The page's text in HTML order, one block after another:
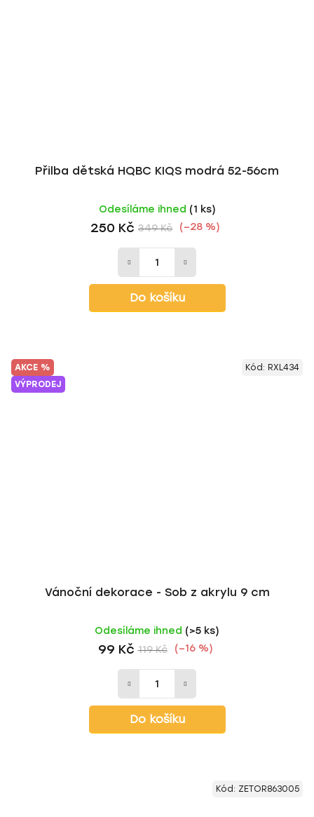
Přilba dětská HQBC KIQS modrá 52-56cm
Odesíláme ihned (1 ks)
250 Kč 349 Kč (–28 %)
Do košíku
AKCE %
VÝPRODEJ
Vánoční dekorace - Sob z akrylu 9 cm
Odesíláme ihned (>5 ks)
99 Kč 119 Kč (–16 %)
Do košíku
Kód: RXL434
Kód: ZETOR863005